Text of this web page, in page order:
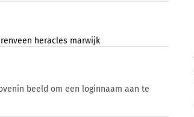
heracles marwijk
beeld om een loginnaam aan te